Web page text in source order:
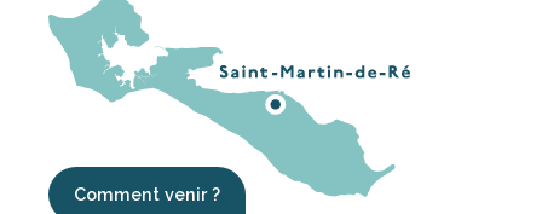
Comment venir ?